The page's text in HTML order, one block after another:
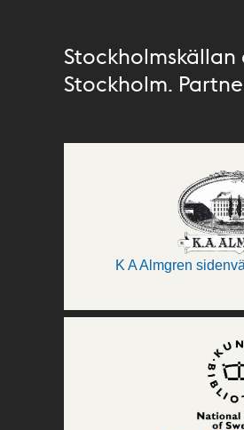
Stockholm.
K A Almgren